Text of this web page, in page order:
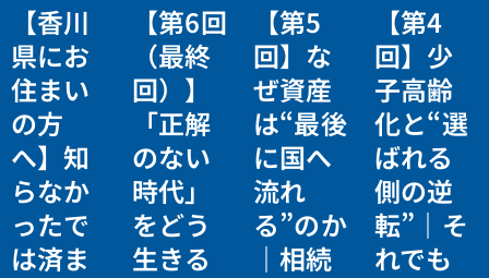
【香川
県にお
住まい
の方
へ】知
らなか
ったで
は済ま
【第6回
（最終
回）】
「正解
のない
時代」
をどう
生きる
【第5
回】な
ぜ資産
は“最後
に国へ
流れ
る”のか
｜相続
【第4
回】少
子高齢
化と“選
ばれる
側の逆
転”｜そ
れでも